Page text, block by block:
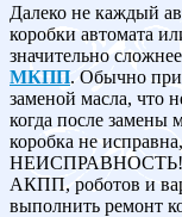
Далеко не каждый
коробки автомата
значительно
МКПП. Обычно при
заменой масла, что
когда после замены
коробка не
НЕИСПРАВНОСТЬ!!!
АКПП, роботов и
выполнить ремонт